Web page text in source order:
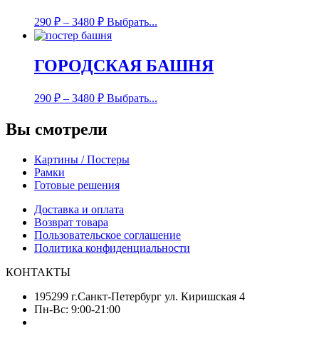
290 ₽ – 3480 ₽ Выбрать...
ГОРОДСКАЯ БАШНЯ
290 ₽ – 3480 ₽ Выбрать...
Вы смотрели
Картины / Постеры
Рамки
Готовые решения
Доставка и оплата
Возврат товара
Пользовательское соглашение
Политика конфиденциальности
КОНТАКТЫ
195299 г.Санкт-Петербург ул. Киришская 4
Пн-Вс: 9:00-21:00